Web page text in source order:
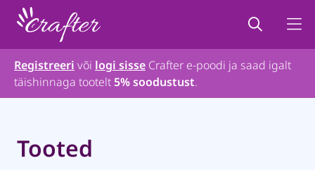
Registreeri või logi sisse Crafter e-poodi ja saad igalt
täishinnaga tootelt5% soodustust.
Tooted